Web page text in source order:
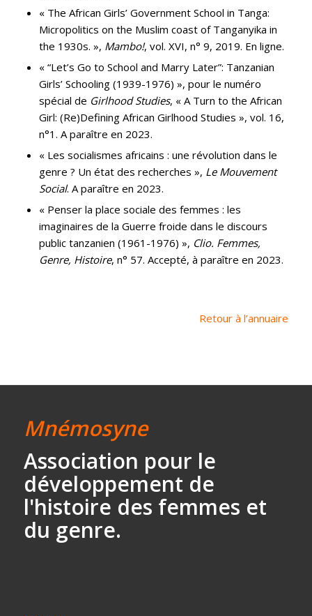
« The African Girls’ Government School in Tanga:
Micropolitics on the Muslim coast of Tanganyika in
the 1930s. », Mambo!, vol. XVI, n° 9, 2019. En ligne.
« “Let’s Go to School and Marry Later”: Tanzanian
Girls’ Schooling (1939-1976) », pour le numéro
spécial de Girlhood Studies, « A Turn to the African
Girl: (Re)Defining African Girlhood Studies », vol. 16,
n°1. A paraître en 2023.
« Les socialismes africains : une révolution dans le
genre ? Un état des recherches », Le Mouvement
Social. A paraître en 2023.
« Penser la place sociale des femmes : les
imaginaires de la Guerre froide dans le discours
public tanzanien (1961-1976) », Clio. Femmes,
Genre, Histoire, n° 57. Accepté, à paraître en 2023.
Retour à l’annuaire
Mnémosyne
Association pour le
développement de
l'histoire des femmes et
du genre.